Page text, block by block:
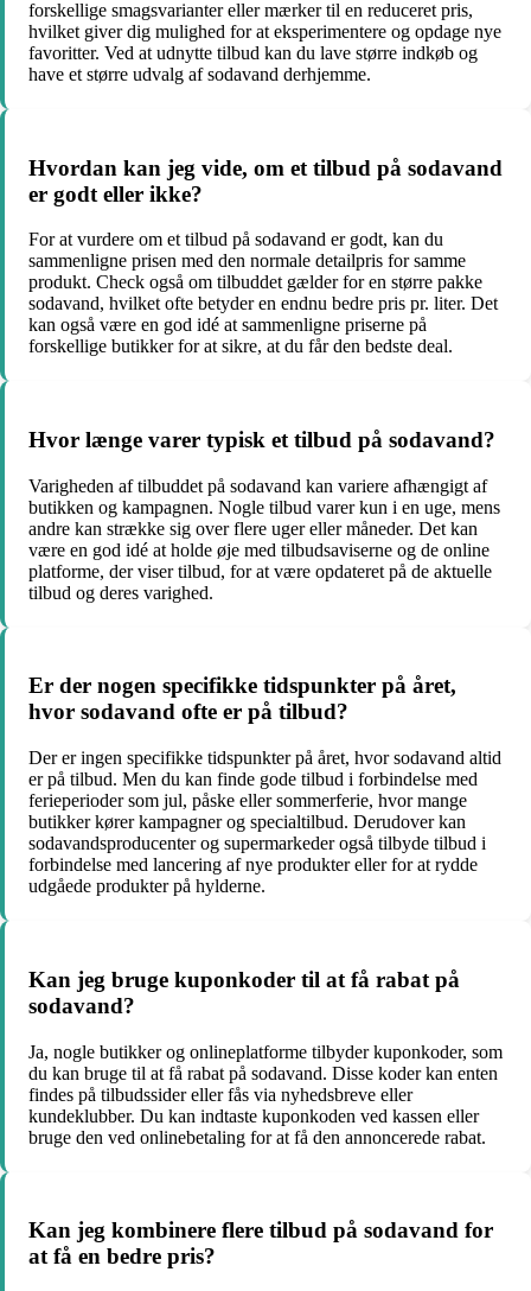
forskellige smagsvarianter eller mærker til en reduceret pris,
hvilket giver dig mulighed for at eksperimentere og opdage nye
favoritter. Ved at udnytte tilbud kan du lave større indkøb og
have et større udvalg af sodavand derhjemme.
Hvordan kan jeg vide, om et tilbud på sodavand
er godt eller ikke?
For at vurdere om et tilbud på sodavand er godt, kan du
sammenligne prisen med den normale detailpris for samme
produkt. Check også om tilbuddet gælder for en større pakke
sodavand, hvilket ofte betyder en endnu bedre pris pr. liter. Det
kan også være en god idé at sammenligne priserne på
forskellige butikker for at sikre, at du får den bedste deal.
Hvor længe varer typisk et tilbud på sodavand?
Varigheden af tilbuddet på sodavand kan variere afhængigt af
butikken og kampagnen. Nogle tilbud varer kun i en uge, mens
andre kan strække sig over flere uger eller måneder. Det kan
være en god idé at holde øje med tilbudsaviserne og de online
platforme, der viser tilbud, for at være opdateret på de aktuelle
tilbud og deres varighed.
Er der nogen specifikke tidspunkter på året,
hvor sodavand ofte er på tilbud?
Der er ingen specifikke tidspunkter på året, hvor sodavand altid
er på tilbud. Men du kan finde gode tilbud i forbindelse med
ferieperioder som jul, påske eller sommerferie, hvor mange
butikker kører kampagner og specialtilbud. Derudover kan
sodavandsproducenter og supermarkeder også tilbyde tilbud i
forbindelse med lancering af nye produkter eller for at rydde
udgåede produkter på hylderne.
Kan jeg bruge kuponkoder til at få rabat på
sodavand?
Ja, nogle butikker og onlineplatforme tilbyder kuponkoder, som
du kan bruge til at få rabat på sodavand. Disse koder kan enten
findes på tilbudssider eller fås via nyhedsbreve eller
kundeklubber. Du kan indtaste kuponkoden ved kassen eller
bruge den ved onlinebetaling for at få den annoncerede rabat.
Kan jeg kombinere flere tilbud på sodavand for
at få en bedre pris?